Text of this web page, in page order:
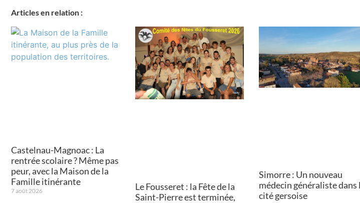
Articles en relation :
Castelnau-Magnoac : La
rentrée scolaire ? Même pas
peur, avec la Maison de la
Famille itinérante
7 août 2026
Le Fousseret : la Fête de la
Saint-Pierre est terminée,
Simorre : Un nouveau
médecin généraliste dans
cité gersoise